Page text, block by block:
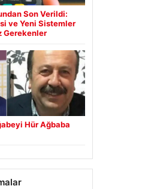
Son Verildi:
ve Yeni Sistemler
Gerekenler
Hür Ağbaba